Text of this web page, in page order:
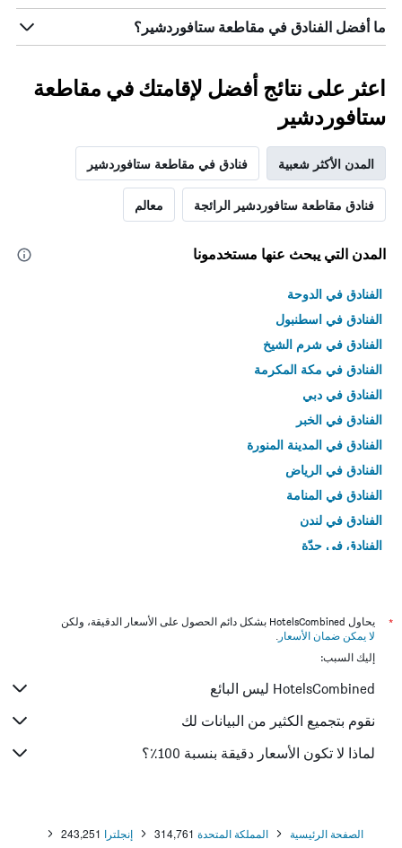
ما أفضل الفنادق في مقاطعة ستافوردشير؟
اعثر على نتائج أفضل لإقامتك في مقاطعة
ستافوردشير
المدن الأكثر شعبية فنادق في مقاطعة ستافوردشير
فنادق مقاطعة ستافوردشير الرائجة معالم
المدن التي يبحث عنها مستخدمونا
الفنادق في الدوحة
الفنادق في اسطنبول
الفنادق في شرم الشيخ
الفنادق في مكة المكرمة
الفنادق في دبي
الفنادق في الخبر
الفنادق في المدينة المنورة
الفنادق في الرياض
الفنادق في المنامة
الفنادق في لندن
الفنادق في جدّة
*
يحاول HotelsCombined بشكل دائم الحصول على الأسعار الدقيقة، ولكن
لا يمكن ضمان الأسعار .
إليك السبب:
HotelsCombined ليس البائع
نقوم بتجميع الكثير من البيانات لك
لماذا لا تكون الأسعار دقيقة بنسبة 100٪؟
الصفحة الرئيسية المملكة المتحدة 314,761 إنجلترا 243,251